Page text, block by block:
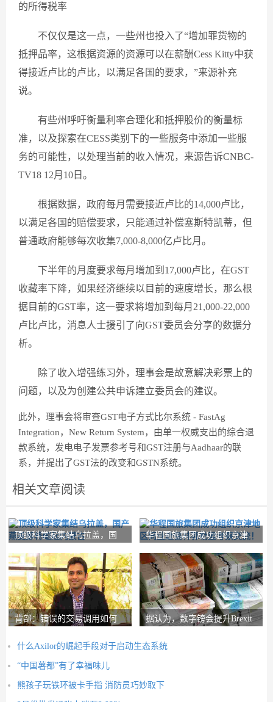
的所得税率
不仅仅是这一点，一些州也投入了“增加罪货物的
抵押品率，这根据资源的资源可以在薪酬Cess Kitty中获
得接近卢比的卢比，以满足各国的要求，”来源补充
说。
有些州呼吁衡量利率合理化和抵押股价的衡量标
准，以及探索在CESS类别下的一些服务中添加一些服
务的可能性，以处理当前的收入情况，来源告诉CNBC-
TV18 12月10日。
根据数据，政府每月需要接近卢比的14,000卢比，
以满足各国的赔偿要求，只能通过补偿塞斯特凯蒂，但
普通政府能够每次收集7,000-8,000亿卢比月。
下半年的月度要求每月增加到17,000卢比，在GST
收藏率下降，如果经济继续以目前的速度增长，那么根
据目前的GST率，这一要求将增加到每月21,000-22,000
卢比卢比，消息人士援引了向GST委员会分享的数据分
析。
除了收入增强练习外，理事会是故意解决彩票上的
问题，以及为创建公共申诉建立委员会的建议。
此外，理事会将审查GST电子方式比尔系统 - FastAg
Integration，New Return System，由单一权威支出的综合退
款系统，发电电子发票参考号和GST注册与Aadhaar的联
系，并提出了GST法的改变和GSTN系统。
相关文章阅读
顶级科学家集结乌拉盖，国
华程国旅集团成功组织京津
背部：错误的交易调用如何
据认为，数字镑会提升Brexit
什么Axilor的崛起手段对于启动生态系统
“中国薯都”有了幸福味儿
熊孩子玩铁环被卡手指 消防员巧妙取下